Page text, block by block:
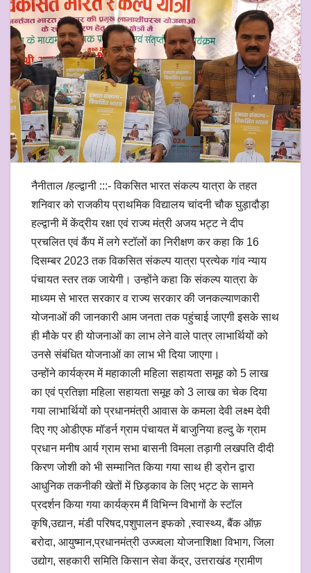
नैनीताल /हल्द्वानी :::- विकसित भारत संकल्प यात्रा के तहत
शनिवार को राजकीय प्राथमिक विद्यालय चांदनी चौक घुड़ादौड़ा
हल्द्वानी में केंद्रीय रक्षा एवं राज्य मंत्री अजय भट्ट ने दीप
प्रचलित एवं कैंप में लगे स्टॉलों का निरीक्षण कर कहा कि 16
दिसम्बर 2023 तक विकसित संकल्प यात्रा प्रत्येक गांव न्याय
पंचायत स्तर तक जायेगी। उन्होंने कहा कि संकल्प यात्रा के
माध्यम से भारत सरकार व राज्य सरकार की जनकल्याणकारी
योजनाओं की जानकारी आम जनता तक पहुंचाई जाएगी इसके साथ
ही मौके पर ही योजनाओं का लाभ लेने वाले पात्र लाभार्थियों को
उनसे संबंधित योजनाओं का लाभ भी दिया जाएगा।
उन्होंने कार्यक्रम में महाकाली महिला सहायता समूह को 5 लाख
का एवं प्रतिज्ञा महिला सहायता समूह को 3 लाख का चेक दिया
गया लाभार्थियों को प्रधानमंत्री आवास के कमला देवी लक्ष्म देवी
दिए गए ओडीएफ मॉडर्न ग्राम पंचायत में बाजुनिया हल्दु के ग्राम
प्रधान मनीष आर्य ग्राम सभा बासनी विमला तड़ागी लखपति दीदी
किरण जोशी को भी सम्मानित किया गया साथ ही ड्रोन द्वारा
आधुनिक तकनीकी खेतों में छिड़काव के लिए भट्ट के सामने
प्रदर्शन किया गया कार्यक्रम मैं विभिन्न विभागों के स्टॉल
कृषि,उद्यान, मंडी परिषद,पशुपालन इफको ,स्वास्थ्य, बैंक ऑफ़
बरोदा, आयुष्मान,प्रधानमंत्री उज्ज्वला योजनाशिक्षा विभाग, जिला
उद्योग, सहकारी समिति किसान सेवा केंद्र, उत्तराखंड ग्रामीण